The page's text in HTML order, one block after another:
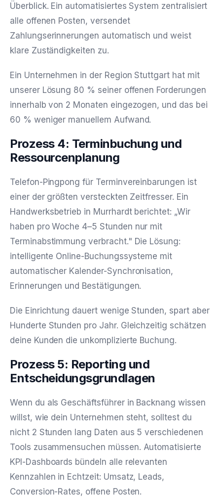
Überblick. Ein automatisiertes System zentralisiert
alle offenen Posten, versendet
Zahlungserinnerungen automatisch und weist
klare Zuständigkeiten zu.
Ein Unternehmen in der Region Stuttgart hat mit
unserer Lösung 80 % seiner offenen Forderungen
innerhalb von 2 Monaten eingezogen, und das bei
60 % weniger manuellem Aufwand.
Prozess 4: Terminbuchung und
Ressourcenplanung
Telefon-Pingpong für Terminvereinbarungen ist
einer der größten versteckten Zeitfresser. Ein
Handwerksbetrieb in Murrhardt berichtet: „Wir
haben pro Woche 4–5 Stunden nur mit
Terminabstimmung verbracht." Die Lösung:
intelligente Online-Buchungssysteme mit
automatischer Kalender-Synchronisation,
Erinnerungen und Bestätigungen.
Die Einrichtung dauert wenige Stunden, spart aber
Hunderte Stunden pro Jahr. Gleichzeitig schätzen
deine Kunden die unkomplizierte Buchung.
Prozess 5: Reporting und
Entscheidungsgrundlagen
Wenn du als Geschäftsführer in Backnang wissen
willst, wie dein Unternehmen steht, solltest du
nicht 2 Stunden lang Daten aus 5 verschiedenen
Tools zusammensuchen müssen. Automatisierte
KPI-Dashboards bündeln alle relevanten
Kennzahlen in Echtzeit: Umsatz, Leads,
Conversion-Rates, offene Posten.